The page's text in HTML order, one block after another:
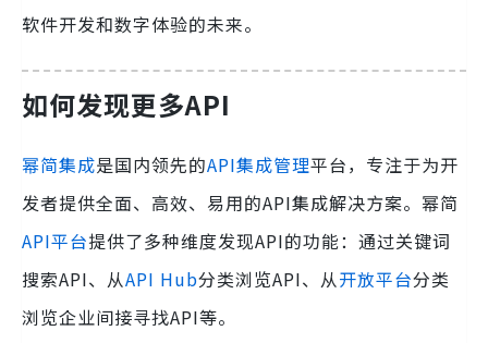
软件开发和数字体验的未来。
如何发现更多API
幂简集成是国内领先的API集成管理平台，专注于为开
发者提供全面、高效、易用的API集成解决方案。幂简
API平台提供了多种维度发现API的功能：通过关键词
搜索API、从API Hub分类浏览API、从开放平台分类
浏览企业间接寻找API等。